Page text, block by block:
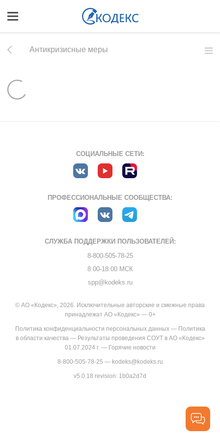
Антикризисные меры
СОЦИАЛЬНЫЕ СЕТИ:
ПРОФЕССИОНАЛЬНЫЕ СООБЩЕСТВА:
СЛУЖБА ПОДДЕРЖКИ ПОЛЬЗОВАТЕЛЕЙ:
8-800-505-78-25
8:00-18:00 МСК
spp@kodeks.ru
© АО «Кодекс», 2026. Исключительные авторские и смежные права
принадлежат АО «Кодекс» — 0+
Политика конфиденциальности персональных данных— Политика
в области качества— Результаты проведения СОУТ в АО «Кодекс»
01.07.2024 г.— Горячие новости
8-800-505-78-25 — kodeks@kodeks.ru
v5.0.18 revision: 1b0a2d7d